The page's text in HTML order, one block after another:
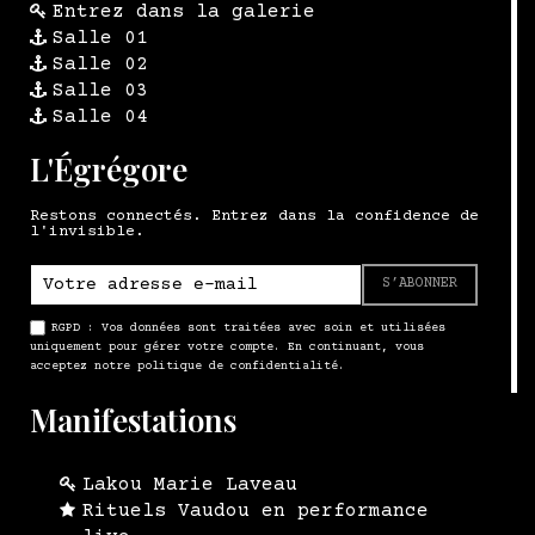
Entrez dans la galerie
Salle 01
Salle 02
Salle 03
Salle 04
L'Égrégore
Restons connectés. Entrez dans la confidence de
l'invisible.
S’ABONNER
RGPD : Vos données sont traitées avec soin et utilisées
uniquement pour gérer votre compte. En continuant, vous
acceptez notre politique de confidentialité.
Manifestations
Lakou Marie Laveau
Rituels Vaudou en performance